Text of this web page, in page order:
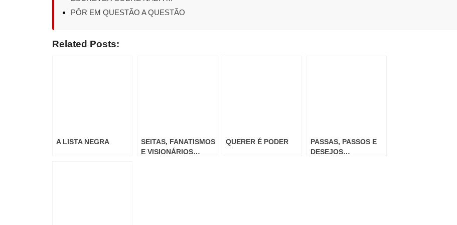
PÔR EM QUESTÃO A QUESTÃO
Related Posts:
A LISTA NEGRA
SEITAS, FANATISMOS
E VISIONÁRIOS…
QUERER É PODER
PASSAS, PASSOS E
DESEJOS…